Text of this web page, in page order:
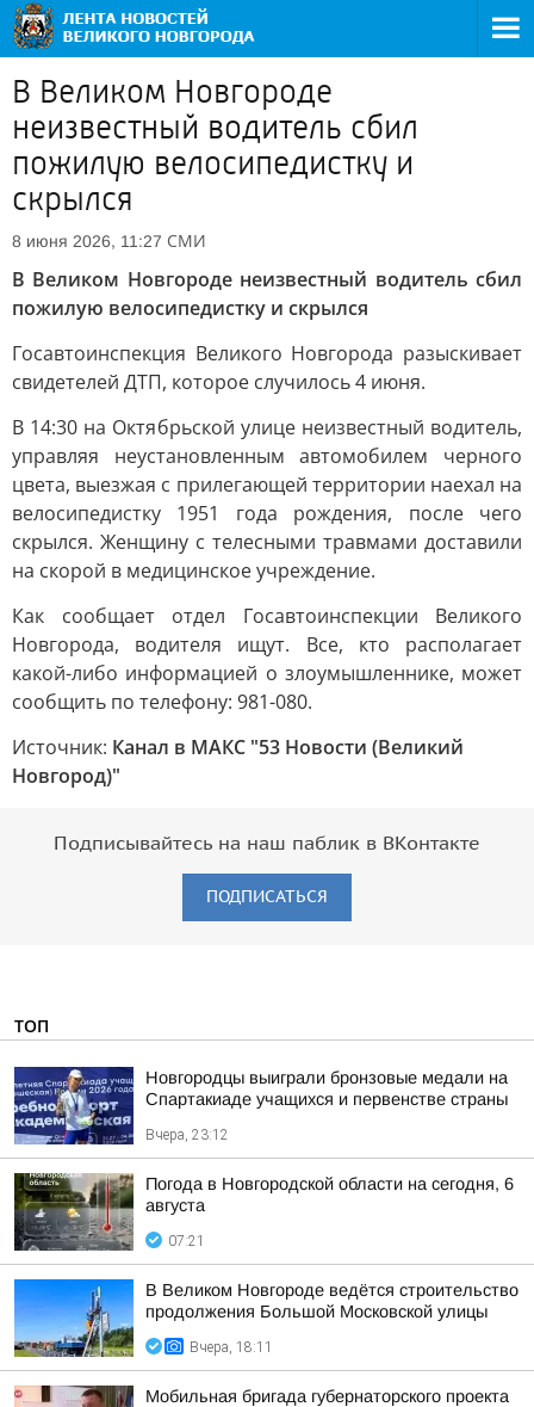
В Великом Новгороде
неизвестный водитель сбил
пожилую велосипедистку и
скрылся
8 июня 2026, 11:27 СМИ
В Великом Новгороде неизвестный водитель сбил
пожилую велосипедистку и скрылся
Госавтоинспекция Великого Новгорода разыскивает
свидетелей ДТП, которое случилось 4 июня.
В 14:30 на Октябрьской улице неизвестный водитель,
управляя неустановленным автомобилем черного
цвета, выезжая с прилегающей территории наехал на
велосипедистку 1951 года рождения, после чего
скрылся. Женщину с телесными травмами доставили
на скорой в медицинское учреждение.
Как сообщает отдел Госавтоинспекции Великого
Новгорода, водителя ищут. Все, кто располагает
какой-либо информацией о злоумышленнике, может
сообщить по телефону: 981-080.
Источник: Канал в МАКС "53 Новости (Великий
Новгород)"
Подписывайтесь на наш паблик в ВКонтакте
ПОДПИСАТЬСЯ
ТОП
Новгородцы выиграли бронзовые медали на
Спартакиаде учащихся и первенстве страны
Вчера, 23:12
Погода в Новгородской области на сегодня, 6
августа
07:21
В Великом Новгороде ведётся строительство
продолжения Большой Московской улицы
Вчера, 18:11
Мобильная бригада губернаторского проекта